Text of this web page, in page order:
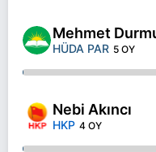
Mehmet
HÜDA PAR 5 OY
Nebi Akıncı
HKP 4 OY